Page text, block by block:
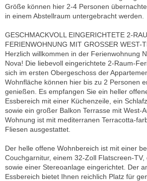
Größe können hier 2-4 Personen
in einem Abstellraum untergebracht werden.
GESCHMACKVOLL EINGERICHTETE 2-
FERIENWOHNUNG MIT GROSSER WEST-
Herzlich willkommen in der Ferienwohnung
Nova! Die liebevoll eingerichtete 2-Raum-
sich im ersten Obergeschoss der
Wohnfläche können hier bis zu 2 Personen
genießen. Es empfangen Sie ein heller
Essbereich mit einer Küchenzeile, ein
sowie ein großer Balkon Terrasse mit West-
Wohnung ist mit mediterranen Terracotta-
Fliesen ausgestattet.
Der helle offene Wohnbereich ist mit einer
Couchgarnitur, einem 32-Zoll Flatscreen-TV,
sowie einer Stereoanlage eingerichtet. Der
Essbereich bietet Ihnen reichlich Platz für